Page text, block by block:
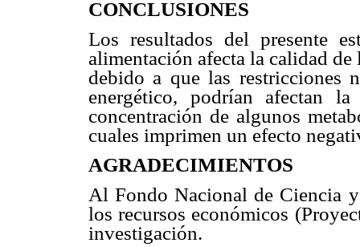
CONCLUSIONES
Los resultados del presente
alimentación afecta la calidad
debido a que las restricciones
energético, podrían afectan
concentración de algunos
cuales imprimen un efecto
AGRADECIMIENTOS
Al Fondo Nacional de Ciencia
los recursos económicos
investigación.